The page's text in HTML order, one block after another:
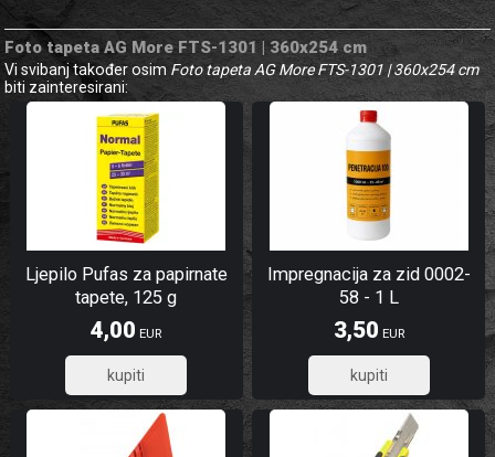
Foto tapeta AG More FTS-1301 | 360x254 cm
Vi svibanj također osim Foto tapeta AG More FTS-1301 | 360x254 cm
biti zainteresirani:
Ljepilo Pufas za papirnate
tapete, 125 g
4,00 EUR
3,20
Impregnacija za zid 0002-
58 - 1 L
3,50 EUR
2,80